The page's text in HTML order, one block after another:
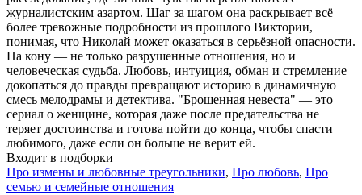
журналистским азартом. Шаг за шагом она раскрывает всё
более тревожные подробности из прошлого Виктории,
понимая, что Николай может оказаться в серьёзной опасности.
На кону — не только разрушенные отношения, но и
человеческая судьба. Любовь, интуиция, обман и стремление
докопаться до правды превращают историю в динамичную
смесь мелодрамы и детектива. "Брошенная невеста" — это
сериал о женщине, которая даже после предательства не
теряет достоинства и готова пойти до конца, чтобы спасти
любимого, даже если он больше не верит ей.
Входит в подборки
Про измены и любовные треугольники, Про любовь, Про
семью и семейные отношения